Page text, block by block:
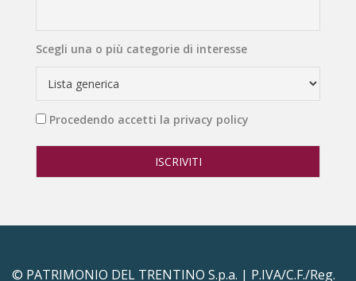
Scegli una o più categorie di interesse
Procedendo accetti la privacy policy
© PATRIMONIO DEL TRENTINO S.p.a. | P.IVA/C.F./Reg.